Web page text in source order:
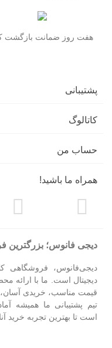
هفت روز ضمانت بازگشت
پشتیبانی
کاتالوگ
حساب من
همراه ما باشید!
دیجی فانوس؛ بزرگترین
دیجی‌فانوس، فروشگاهی
دیجیتال است. ما با ارائه
قیمت مناسب، خریدی
تیم پشتیبانی ما همیشه
است تا بهترین تجربه خرید